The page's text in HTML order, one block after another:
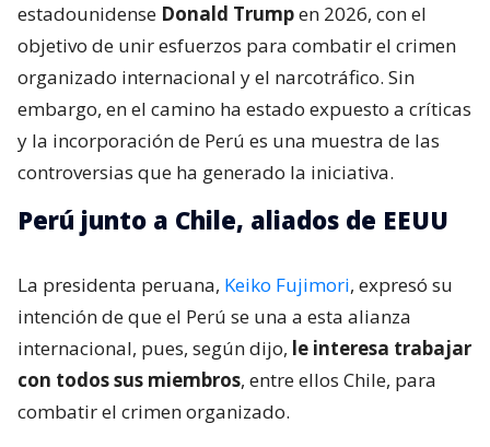
estadounidense Donald Trumpen 2026, con el
objetivo de unir esfuerzos para combatir el crimen
organizado internacional y el narcotráfico. Sin
embargo, en el camino ha estado expuesto a críticas
y la incorporación de Perú es una muestra de las
controversias que ha generado la iniciativa.
Perú junto a Chile, aliados de EEUU
La presidenta peruana, Keiko Fujimori, expresó su
intención de que el Perú se una a esta alianza
internacional, pues, según dijo, le interesa trabajar
con todos sus miembros, entre ellos Chile, para
combatir el crimen organizado.